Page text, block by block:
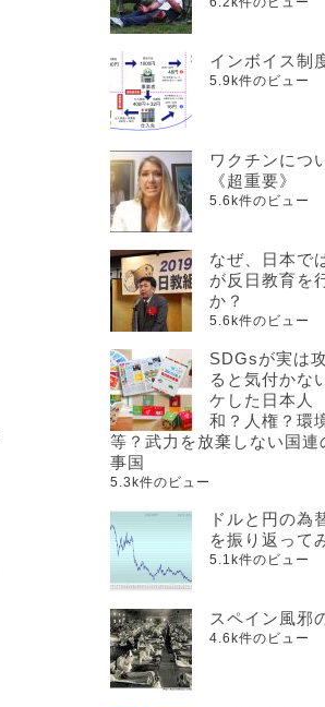
インボイス制
5.9k件のビュー
ワクチンにつ
《超重要》
5.6k件のビュー
なぜ、日本で
が反日教育を
か？
5.6k件のビュー
SDGsが実は
ると気付かな
ケした日本
和？人権？環
等？武力を放棄しない国連
事国
5.3k件のビュー
ドルと円の為
を振り返って
5.1k件のビュー
スペイン風邪
4.6k件のビュー